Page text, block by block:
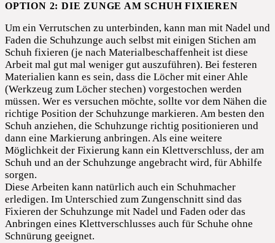
OPTION 2: DIE ZUNGE AM SCHUH FIXIEREN
Um ein Verrutschen zu unterbinden, kann man mit Nadel und
Faden die Schuhzunge auch selbst mit einigen Stichen am
Schuh fixieren (je nach Materialbeschaffenheit ist diese
Arbeit mal gut mal weniger gut auszuführen). Bei festeren
Materialien kann es sein, dass die Löcher mit einer Ahle
(Werkzeug zum Löcher stechen) vorgestochen werden
müssen. Wer es versuchen möchte, sollte vor dem Nähen die
richtige Position der Schuhzunge markieren. Am besten den
Schuh anziehen, die Schuhzunge richtig positionieren und
dann eine Markierung anbringen. Als eine weitere
Möglichkeit der Fixierung kann ein Klettverschluss, der am
Schuh und an der Schuhzunge angebracht wird, für Abhilfe
sorgen.
Diese Arbeiten kann natürlich auch ein Schuhmacher
erledigen. Im Unterschied zum Zungenschnitt sind das
Fixieren der Schuhzunge mit Nadel und Faden oder das
Anbringen eines Klettverschlusses auch für Schuhe ohne
Schnürung geeignet.